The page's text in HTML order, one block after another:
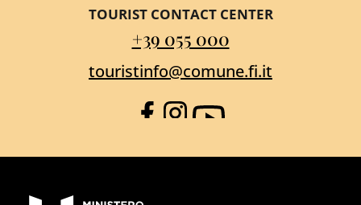
TOURIST CONTACT CENTER
+39 055 000
touristinfo@comune.fi.it
Facebook
Instagram
YouTube